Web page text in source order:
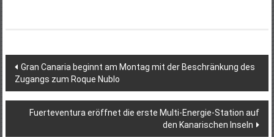
Beitragsnavigation
Gran Canaria beginnt am Montag mit der Beschränkung des
Zugangs zum Roque Nublo
Fuerteventura eröffnet die erste Multi-Energie-Station auf
den Kanarischen Inseln